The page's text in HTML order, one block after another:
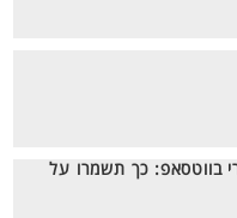
בווטסאפ: כך תשמרו על